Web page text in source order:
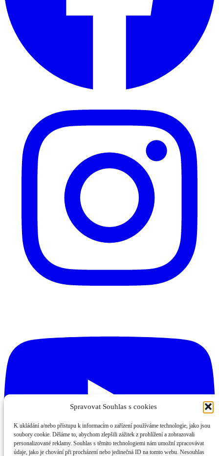
Spravovat Souhlas s cookies
K ukládání a/nebo přístupu k informacím o zařízení používáme technologie, jako jsou
soubory cookie. Děláme to, abychom zlepšili zážitek z prohlížení a zobrazovali
personalizované reklamy. Souhlas s těmito technologiemi nám umožní zpracovávat
údaje, jako je chování při procházení nebo jedinečná ID na tomto webu. Nesouhlas